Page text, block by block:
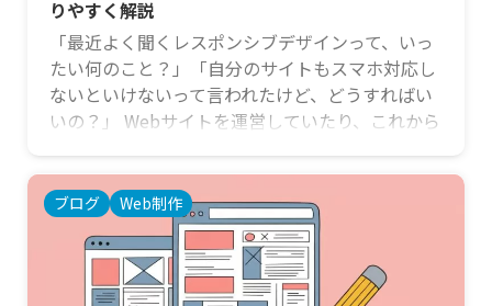
りやすく解説
「最近よく聞くレスポンシブデザインって、いっ
たい何のこと？」「自分のサイトもスマホ対応し
ないといけないって言われたけど、どうすればい
いの？」 Webサイトを運営していたり、これから
イン」という言葉を耳にする機会が増えたのでは
ないでしょうか。特に、今や私たちの生活に欠か
せないスマートフォン。通勤中にニュースをチェ
ックしたり、お店の情報を調べたりと、スマホで
Webサイトを見るのが当たり前になりましたよ
ブログ Web制作